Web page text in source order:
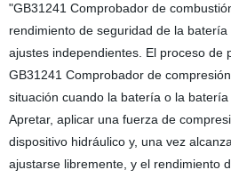
"GB31241 Comprobador de
rendimiento de seguridad de la
ajustes independientes. El proceso
GB31241 Comprobador de
situación cuando la batería o la
Apretar, aplicar una fuerza de
dispositivo hidráulico y, una vez
ajustarse libremente, y el rendimiento